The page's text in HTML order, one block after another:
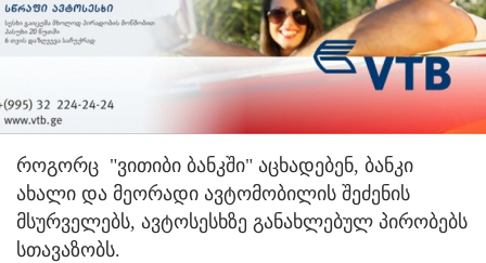
როგორც "ვითიბი ბანკში" აცხადებენ, ბანკი
ახალი და მეორადი ავტომობილის შეძენის
მსურველებს, ავტოსესხზე განახლებულ პირობებს
სთავაზობს.